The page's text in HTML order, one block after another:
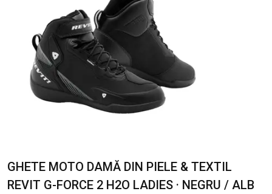
GHETE MOTO DAMĂ DIN PIELE & TEXTIL
REVIT G-FORCE 2 H2O LADIES · NEGRU / ALB